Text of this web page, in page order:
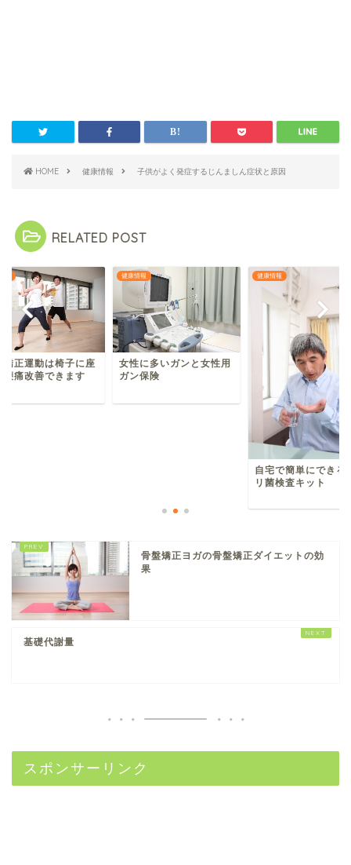
HOME 健康情報 子供がよく発症するじんましん症状と原因
RELATED POST
矯正運動は椅子に座
腰痛改善できます
健康情報
女性に多いガンと女性用
ガン保険
健康情報
自宅で簡単にできる
リ菌検査キット
骨盤矯正ヨガの骨盤矯正ダイエットの効
果
基礎代謝量
スポンサーリンク